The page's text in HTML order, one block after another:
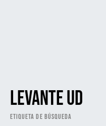
Levante UD
Etiqueta de búsqueda